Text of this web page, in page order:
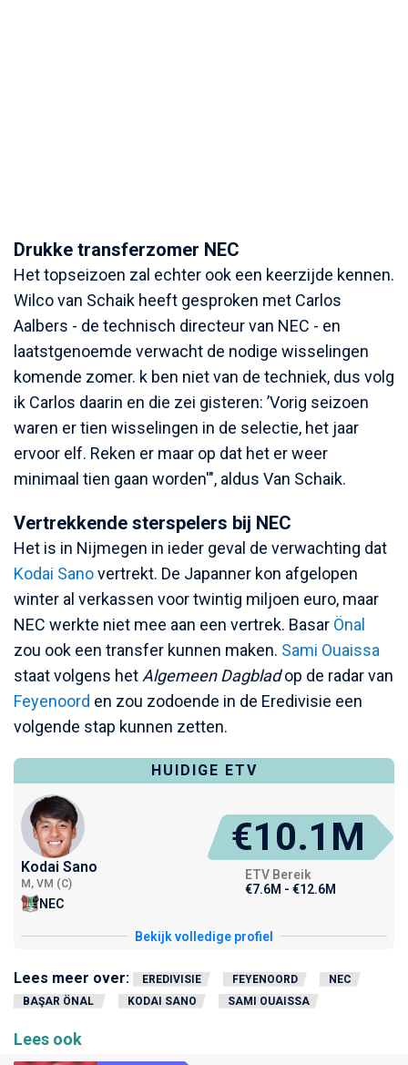
Drukke transferzomer NEC
Het topseizoen zal echter ook een keerzijde kennen.
Wilco van Schaik heeft gesproken met Carlos
Aalbers - de technisch directeur van NEC - en
laatstgenoemde verwacht de nodige wisselingen
komende zomer. k ben niet van de techniek, dus volg
ik Carlos daarin en die zei gisteren: ’Vorig seizoen
waren er tien wisselingen in de selectie, het jaar
ervoor elf. Reken er maar op dat het er weer
minimaal tien gaan worden'", aldus Van Schaik.
Vertrekkende sterspelers bij NEC
Het is in Nijmegen in ieder geval de verwachting dat
Kodai Sanovertrekt. De Japanner kon afgelopen
winter al verkassen voor twintig miljoen euro, maar
NEC werkte niet mee aan een vertrek. Basar Önal
zou ook een transfer kunnen maken. Sami Ouaissa
staat volgens het Algemeen Dagbladop de radar van
Feyenoord en zou zodoende in de Eredivisie een
volgende stap kunnen zetten.
HUIDIGE ETV
Kodai Sano
M, VM (C)
NEC
€10.1M
ETV Bereik
€7.6M - €12.6M
Bekijk volledige profiel
Lees meer over: EREDIVISIE FEYENOORD
NEC
BAŞAR ÖNAL
KODAI SANO SAMI OUAISSA
Lees ook